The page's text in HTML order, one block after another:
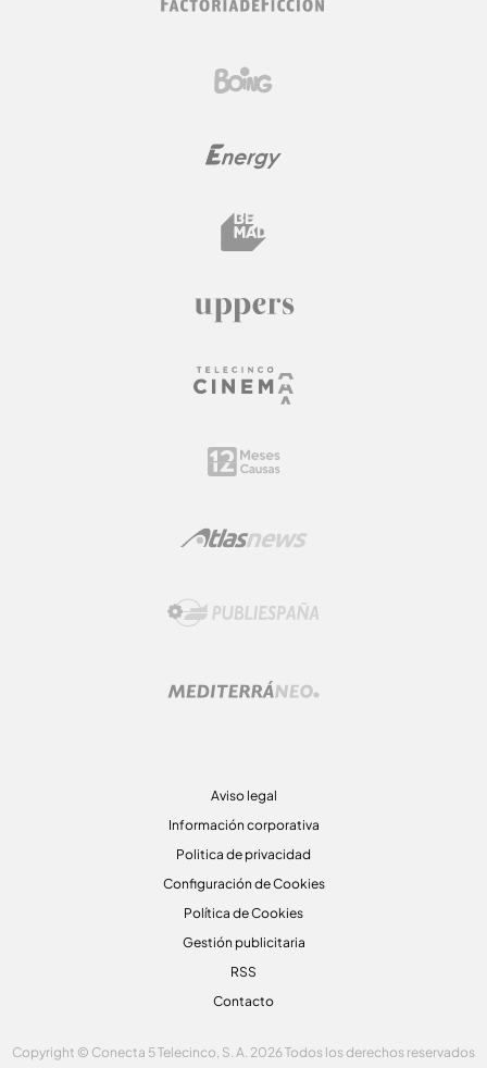
Aviso legal
Información corporativa
Politica de privacidad
Configuración de Cookies
Política de Cookies
Gestión publicitaria
RSS
Contacto
Copyright © Conecta 5 Telecinco, S. A. 2026 Todos los derechos reservados